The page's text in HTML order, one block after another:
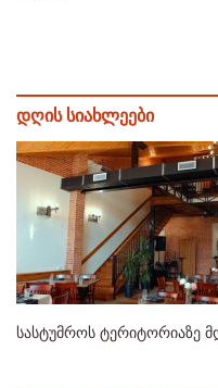
დღის სიახლეები
სასტუმროს ტერიტორიაზე